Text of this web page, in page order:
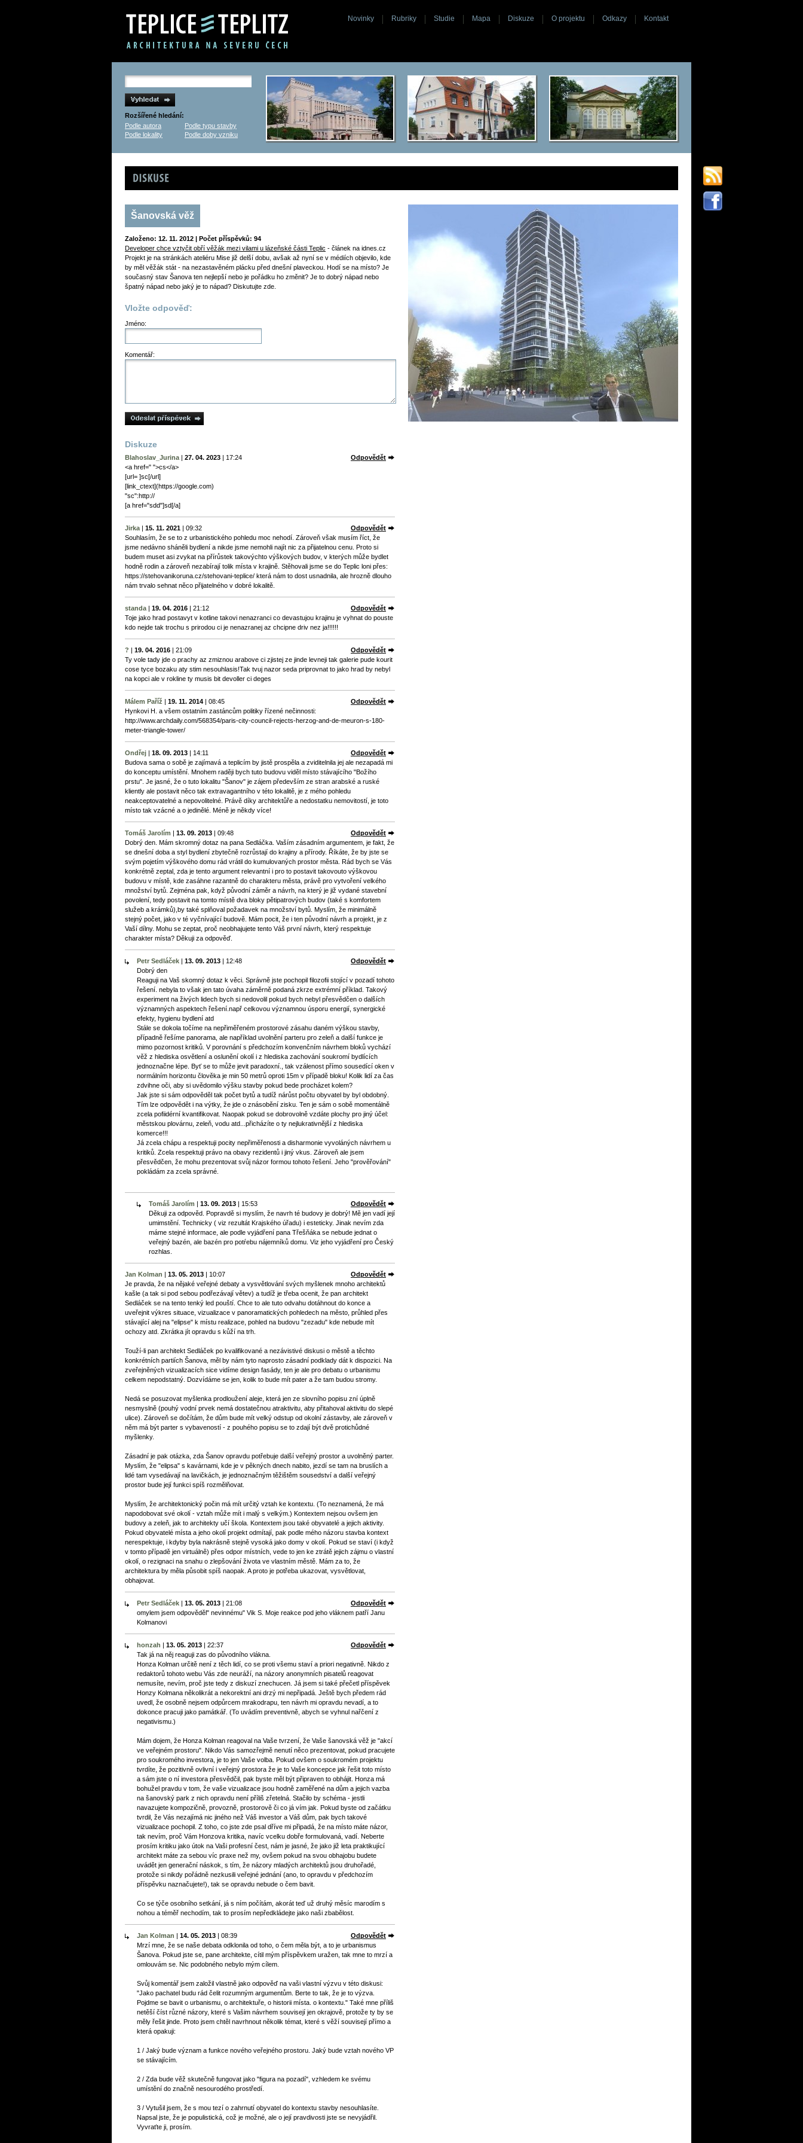
Novinky Rubriky Studie Mapa Diskuze O projektu Odkazy Kontakt
Rozšířené hledání:
Podle autora
Podle typu stavby
Podle lokality
Podle doby vzniku
Diskuse
Šanovská věž
Založeno: 12. 11. 2012 | Počet příspěvků: 94
Developer chce vztyčit obří věžák mezi vilami u lázeňské části Teplic - článek na idnes.cz
Projekt je na stránkách ateliéru Mise již delší dobu, avšak až nyní se v médiích objevilo, kde
by měl věžák stát - na nezastavěném plácku před dnešní plaveckou. Hodí se na místo? Je
současný stav Šanova ten nejlepší nebo je pořádku ho změnit? Je to dobrý nápad nebo
špatný nápad nebo jaký je to nápad? Diskutujte zde.
Vložte odpověď:
Jméno:
Komentář:
Diskuze
Blahoslav_Jurina | 27. 04. 2023 | 17:24
Odpovědět
<a href=" ">cs</a>
[url= ]sc[/url]
[link_сtext](https://google.com)
"sc":http://
[a href="sdd"]sd[/a]
Jirka | 15. 11. 2021 | 09:32
Odpovědět
Souhlasím, že se to z urbanistického pohledu moc nehodí. Zároveň však musím říct, že
jsme nedávno sháněli bydlení a nikde jsme nemohli najít nic za přijatelnou cenu. Proto si
budem muset asi zvykat na přírůstek takovýchto výškových budov, v kterých může bydlet
hodně rodin a zároveň nezabírají tolik místa v krajině. Stěhovali jsme se do Teplic loni přes:
https://stehovanikoruna.cz/stehovani-teplice/ která nám to dost usnadnila, ale hrozně dlouho
nám trvalo sehnat něco přijatelného v dobré lokalitě.
standa | 19. 04. 2016 | 21:12
Odpovědět
Toje jako hrad postavyt v kotline takovi nenazranci co devastujou krajinu je vyhnat do pouste
kdo nejde tak trochu s prirodou ci je nenazranej az chcipne driv nez ja!!!!!!
? | 19. 04. 2016 | 21:09
Odpovědět
Ty vole tady jde o prachy az zmiznou arabove ci zjistej ze jinde levneji tak galerie pude kourit
cose tyce bozaku aty stim nesouhlasis!Tak tvuj nazor seda priprovnat to jako hrad by nebyl
na kopci ale v rokline ty musis bit devoller ci deges
Málem Paříž | 19. 11. 2014 | 08:45
Odpovědět
Hynkovi H. a všem ostatním zastáncům politiky řízené nečinnosti:
http://www.archdaily.com/568354/paris-city-council-rejects-herzog-and-de-meuron-s-180-
meter-triangle-tower/
Ondřej | 18. 09. 2013 | 14:11
Odpovědět
Budova sama o sobě je zajímavá a teplicím by jistě prospěla a zviditelnila jej ale nezapadá mi
do konceptu umístění. Mnohem raději bych tuto budovu viděl místo stávajícího "Božího
prstu". Je jasné, že o tuto lokalitu "Šanov" je zájem především ze stran arabské a ruské
kliently ale postavit něco tak extravagantního v této lokalitě, je z mého pohledu
neakceptovatelné a nepovolitelné. Právě díky architektůře a nedostatku nemovitostí, je toto
místo tak vzácné a o jedinělé. Méně je někdy více!
Tomáš Jarolím | 13. 09. 2013 | 09:48
Odpovědět
Dobrý den. Mám skromný dotaz na pana Sedláčka. Vaším zásadním argumentem, je fakt, že
se dnešní doba a styl bydlení zbytečně rozrůstají do krajiny a přírody. Říkáte, že by jste se
svým pojetím výškového domu rád vrátil do kumulovaných prostor města. Rád bych se Vás
konkrétně zeptal, zda je tento argument relevantní i pro to postavit takovouto výškovou
budovu v místě, kde zasáhne razantně do charakteru města, právě pro vytvoření velkého
množství bytů. Zejména pak, když původní záměr a návrh, na který je již vydané stavební
povolení, tedy postavit na tomto místě dva bloky pětipatrových budov (také s komfortem
služeb a krámků),by také splňoval požadavek na množství bytů. Myslím, že minimálně
stejný počet, jako v té vyčnívající budově. Mám pocit, že i ten původní návrh a projekt, je z
Vaší dílny. Mohu se zeptat, proč neobhajujete tento Váš první návrh, který respektuje
charakter místa? Děkuji za odpověď.
Petr Sedláček | 13. 09. 2013 | 12:48
Odpovědět
Dobrý den
Reaguji na Vaš skomný dotaz k věci. Správně jste pochopil filozofii stojící v pozadí tohoto
řešení. nebyla to však jen tato úvaha záměrně podaná zkrze extrémní příklad. Takový
experiment na živých lidech bych si nedovolil pokud bych nebyl přesvědčen o dalších
významných aspektech řešení.např celkovou významnou úsporu energií, synergické
efekty, hygienu bydlení atd
Stále se dokola točíme na nepřiměřeném prostorové zásahu daném výškou stavby,
případně řešíme panorama, ale například uvolnění parteru pro zeleň a další funkce je
mimo pozornost kritiků. V porovnání s předchozím konvenčním návrhem bloků vychází
věž z hlediska osvětlení a oslunění okolí i z hlediska zachování soukromí bydlících
jednoznačne lépe. Byť se to může jevit paradoxní., tak vzálenost přímo sousedící oken v
normálním horizontu člověka je min 50 metrů oproti 15m v případě bloku! Kolik lidí za čas
zdvihne oči, aby si uvědomilo výšku stavby pokud bede procházet kolem?
Jak jste si sám odpověděl tak počet bytů a tudíž nárůst počtu obyvatel by byl obdobný.
Tím lze odpovědět i na výtky, že jde o znásobění zisku. Ten je sám o sobě momentálně
zcela pofiidérní kvantifikovat. Naopak pokud se dobrovolně vzdáte plochy pro jiný účel:
městskou plovárnu, zeleň, vodu atd...přicházíte o ty nejlukrativnější z hlediska
komerce!!!
Já zcela chápu a respektuji pocity nepřiměřenosti a disharmonie vyvoláných návrhem u
kritiků. Zcela respektuji právo na obavy rezidentů i jiný vkus. Zároveň ale jsem
přesvědčen, že mohu prezentovat svůj názor formou tohoto řešení. Jeho "prověřování"
pokládám za zcela správné.
Tomáš Jarolím | 13. 09. 2013 | 15:53
Odpovědět
Děkuji za odpověd. Popravdě si myslím, že navrh té budovy je dobrý! Mě jen vadí její
umimstění. Technicky ( viz rezultát Krajského úřadu) i esteticky. Jinak nevím zda
máme stejné informace, ale podle vyjádření pana Třešňáka se nebude jednat o
veřejný bazén, ale bazén pro potŕebu nájemníků domu. Viz jeho vyjádření pro Český
rozhlas.
Jan Kolman | 13. 05. 2013 | 10:07
Odpovědět
Je pravda, že na nějaké veřejné debaty a vysvětlování svých myšlenek mnoho architektů
kašle (a tak si pod sebou podřezávají větev) a tudíž je třeba ocenit, že pan architekt
Sedláček se na tento tenký led pouští. Chce to ale tuto odvahu dotáhnout do konce a
uveřejnit výkres situace, vizualizace v panoramatických pohledech na město, průhled přes
stávající alej na "elipse" k místu realizace, pohled na budovu "zezadu" kde nebude mít
ochozy atd. Zkrátka jít opravdu s kůží na trh.
Touží-li pan architekt Sedláček po kvalifikované a nezávistivé diskusi o městě a těchto
konkrétních partiích Šanova, měl by nám tyto naprosto zásadní podklady dát k dispozici. Na
zveřejněných vizualizacích sice vidíme design fasády, ten je ale pro debatu o urbanismu
celkem nepodstatný. Dozvídáme se jen, kolik to bude mít pater a že tam budou stromy.
Nedá se posuzovat myšlenka prodloužení aleje, která jen ze slovního popisu zní úplně
nesmyslně (pouhý vodní prvek nemá dostatečnou atraktivitu, aby přitahoval aktivitu do slepé
ulice). Zároveň se dočítám, že dům bude mít velký odstup od okolní zástavby, ale zároveň v
něm má být parter s vybaveností - z pouhého popisu se to zdají být dvě protichůdné
myšlenky.
Zásadní je pak otázka, zda Šanov opravdu potřebuje další veřejný prostor a uvolněný parter.
Myslím, že "elipsa" s kavárnami, kde je v pěkných dnech nabito, jezdí se tam na bruslích a
lidé tam vysedávají na lavičkách, je jednoznačným těžištěm sousedství a další veřejný
prostor bude její funkci spíš rozmělňovat.
Myslím, že architektonický počin má mít určitý vztah ke kontextu. (To neznamená, že má
napodobovat své okolí - vztah může mít i malý s velkým.) Kontextem nejsou ovšem jen
budovy a zeleň, jak to architekty učí škola. Kontextem jsou také obyvatelé a jejich aktivity.
Pokud obyvatelé místa a jeho okolí projekt odmítají, pak podle mého názoru stavba kontext
nerespektuje, i kdyby byla nakrásně stejně vysoká jako domy v okolí. Pokud se staví (i když
v tomto případě jen virtuálně) přes odpor místních, vede to jen ke ztrátě jejich zájmu o vlastní
okolí, o rezignaci na snahu o zlepšování života ve vlastním městě. Mám za to, že
architektura by měla působit spíš naopak. A proto je potřeba ukazovat, vysvětlovat,
obhajovat.
Petr Sedláček | 13. 05. 2013 | 21:08
Odpovědět
omylem jsem odpověděl" nevinnému" Vik S. Moje reakce pod jeho vláknem patří Janu
Kolmanovi
honzah | 13. 05. 2013 | 22:37
Odpovědět
Tak já na něj reaguji zas do původního vlákna.
Honza Kolman určitě není z těch lidí, co se proti všemu staví a priori negativně. Nikdo z
redaktorů tohoto webu Vás zde neuráží, na názory anonymních pisatelů reagovat
nemusíte, nevím, proč jste tedy z diskuzí znechucen. Já jsem si také přečetl příspěvek
Honzy Kolmana několikrát a nekorektní ani drzý mi nepřipadá. Ještě bych předem rád
uvedl, že osobně nejsem odpůrcem mrakodrapu, ten návrh mi opravdu nevadí, a to
dokonce pracuji jako památkář. (To uvádím preventivně, abych se vyhnul nařčení z
negativismu.)
Mám dojem, že Honza Kolman reagoval na Vaše tvrzení, že Vaše šanovská věž je "akcí
ve veřejném prostoru". Nikdo Vás samozřejmě nenutí něco prezentovat, pokud pracujete
pro soukromého investora, je to jen Vaše volba. Pokud ovšem o soukromém projektu
tvrdíte, že pozitivně ovlivní i veřejný prostora že je to Vaše koncepce jak řešit toto místo
a sám jste o ní investora přesvědčil, pak byste měl být připraven to obhájit. Honza má
bohužel pravdu v tom, že vaše vizualizace jsou hodně zaměřené na dům a jejich vazba
na šanovský park z nich opravdu není příliš zřetelná. Stačilo by schéma - jestli
navazujete kompozičně, provozně, prostorově či co já vím jak. Pokud byste od začátku
tvrdil, že Vás nezajímá nic jiného než Váš investor a Váš dům, pak bych takové
vizualizace pochopil. Z toho, co jste zde psal dříve mi připadá, že na místo máte názor,
tak nevím, proč Vám Honzova kritika, navíc vcelku dobře formulovaná, vadí. Neberte
prosím kritiku jako útok na Vaši profesní čest, nám je jasné, že jako již leta praktikující
architekt máte za sebou víc praxe než my, ovšem pokud na svou obhajobu budete
uvádět jen generační náskok, s tím, že názory mladých architektů jsou druhořadé,
protože si nikdy pořádně nezkusili veřejné jednání (ano, to opravdu v předchozím
příspěvku naznačujete!), tak se opravdu nebude o čem bavit.
Co se týče osobního setkání, já s ním počítám, akorát teď už druhý měsíc marodím s
nohou a téměř nechodím, tak to prosím nepředkládejte jako naši zbabělost.
Jan Kolman | 14. 05. 2013 | 08:39
Odpovědět
Mrzí mne, že se naše debata odklonila od toho, o čem měla být, a to je urbanismus
Šanova. Pokud jste se, pane architekte, cítil mým příspěvkem uražen, tak mne to mrzí a
omlouvám se. Nic podobného nebylo mým cílem.
Svůj komentář jsem založil vlastně jako odpověď na vaši vlastní výzvu v této diskusi:
"Jako pachatel budu rád čelit rozumným argumentům. Berte to tak, že je to výzva.
Pojdme se bavit o urbanismu, o architektuře, o historii místa. o kontextu." Také mne příliš
netěší číst různé názory, které s Vašim návrhem souvisejí jen okrajově, protože ty by se
měly řešit jinde. Proto jsem chtěl navrhnout několik témat, které s věží souvisejí přímo a
která opakuji:
1 / Jaký bude význam a funkce nového veřejného prostoru. Jaký bude vztah nového VP
se stávajícím.
2 / Zda bude věž skutečně fungovat jako "figura na pozadí", vzhledem ke svému
umístění do značně nesourodého prostředí.
3 / Vytušil jsem, že s mou tezí o zahrnutí obyvatel do kontextu stavby nesouhlasíte.
Napsal jste, že je populistická, což je možné, ale o její pravdivosti jste se nevyjádřil.
Vyvraťte ji, prosím.